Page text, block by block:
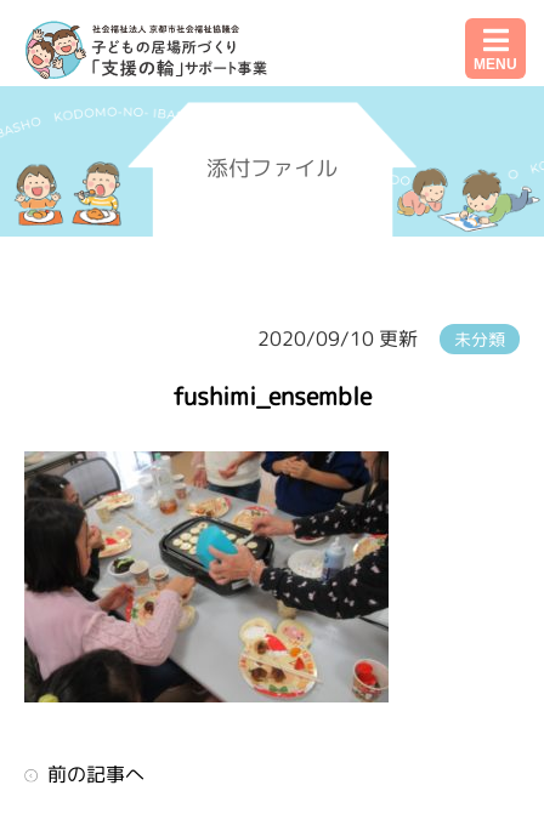
MENU
添付ファイル
2020/09/10 更新 未分類
fushimi_ensemble
前の記事へ